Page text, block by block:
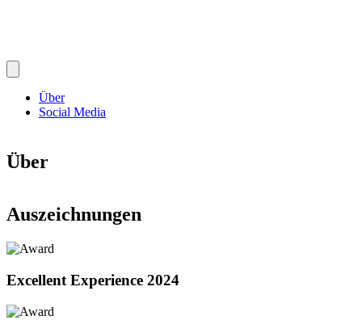
Über
Social Media
Über
Auszeichnungen
Excellent Experience 2024